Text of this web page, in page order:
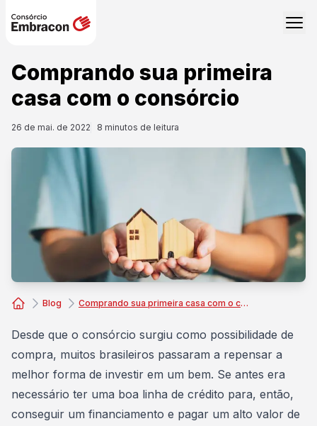
Comprando sua primeira
casa com o consórcio
26 de mai. de 2022 8 minutos de leitura
Blog Comprando sua primeira casa com o consórcio
Desde que o consórcio surgiu como possibilidade de
compra, muitos brasileiros passaram a repensar a
melhor forma de investir em um bem. Se antes era
necessário ter uma boa linha de crédito para, então,
conseguir um financiamento e pagar um alto valor de